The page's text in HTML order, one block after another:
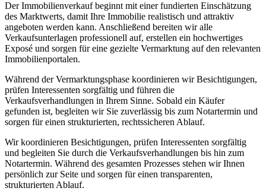
Der Immobilienverkauf beginnt mit einer fundierten Einschätzung
des Marktwerts, damit Ihre Immobilie realistisch und attraktiv
angeboten werden kann. Anschließend bereiten wir alle
Verkaufsunterlagen professionell auf, erstellen ein hochwertiges
Exposé und sorgen für eine gezielte Vermarktung auf den relevanten
Immobilienportalen.
Während der Vermarktungsphase koordinieren wir Besichtigungen,
prüfen Interessenten sorgfältig und führen die
Verkaufsverhandlungen in Ihrem Sinne. Sobald ein Käufer
gefunden ist, begleiten wir Sie zuverlässig bis zum Notartermin und
sorgen für einen strukturierten, rechtssicheren Ablauf.
Wir koordinieren Besichtigungen, prüfen Interessenten sorgfältig
und begleiten Sie durch die Verkaufsverhandlungen bis hin zum
Notartermin. Während des gesamten Prozesses stehen wir Ihnen
persönlich zur Seite und sorgen für einen transparenten,
strukturierten Ablauf.